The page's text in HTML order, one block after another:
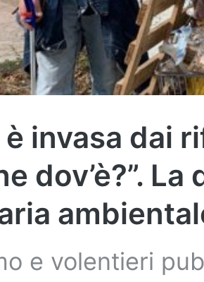
è invasa dai
dov’è?”.
e volentieri